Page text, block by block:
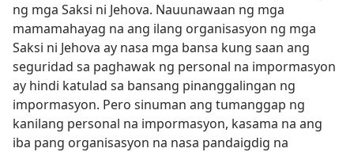
ng mga Saksi ni Jehova. Nauunawaan ng mga
mamamahayag na ang ilang organisasyon ng mga
Saksi ni Jehova ay nasa mga bansa kung saan ang
seguridad sa paghawak ng personal na impormasyon
ay hindi katulad sa bansang pinanggalingan ng
impormasyon. Pero sinuman ang tumanggap ng
kanilang personal na impormasyon, kasama na ang
iba pang organisasyon na nasa pandaigdig na